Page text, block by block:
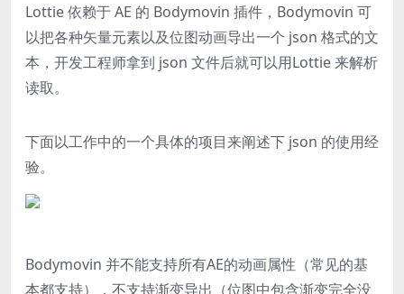
Lottie 依赖于 AE 的 Bodymovin 插件，Bodymovin 可
以把各种矢量元素以及位图动画导出一个 json 格式的文
本，开发工程师拿到 json 文件后就可以用Lottie 来解析
读取。
下面以工作中的一个具体的项目来阐述下 json 的使用经
验。
Bodymovin 并不能支持所有AE的动画属性 （常见的基
本都支持）
，不支持渐变导出 （位图中包含渐变完全没